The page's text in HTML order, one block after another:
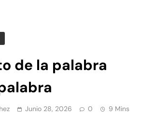
de la palabra
Junio 28, 2026 0 9 Mins